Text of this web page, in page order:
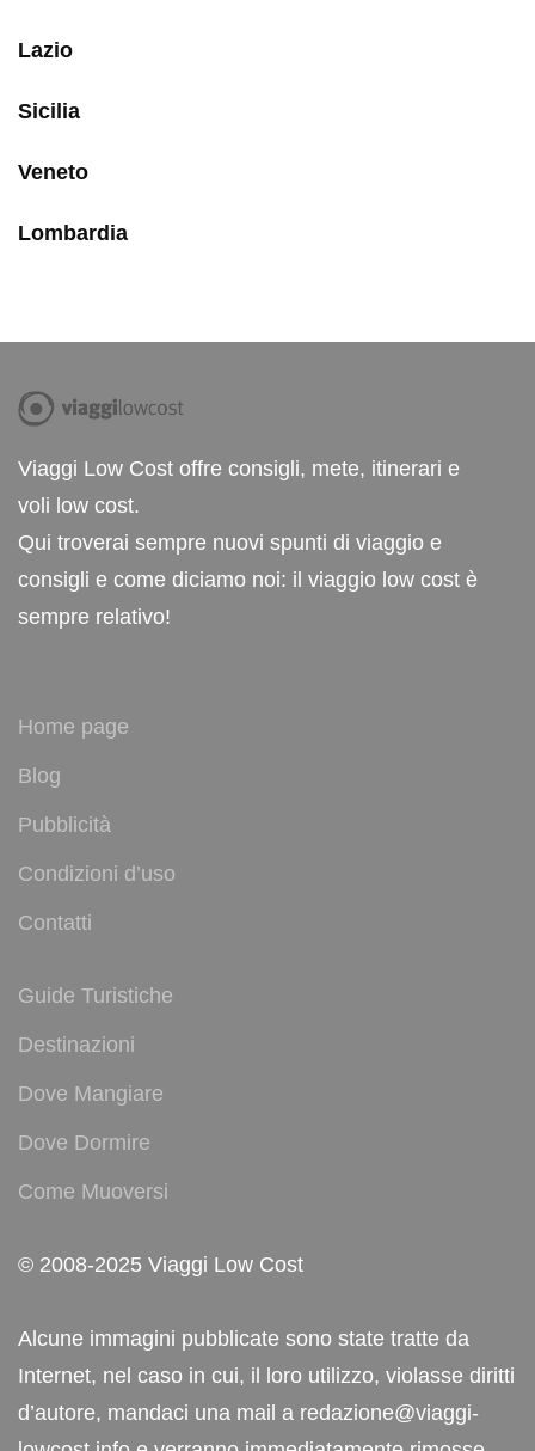
Lazio
Sicilia
Veneto
Lombardia
Viaggi Low Cost offre consigli, mete, itinerari e
voli low cost.
Qui troverai sempre nuovi spunti di viaggio e
consigli e come diciamo noi: il viaggio low cost è
sempre relativo!
Home page
Blog
Pubblicità
Condizioni d’uso
Contatti
Guide Turistiche
Destinazioni
Dove Mangiare
Dove Dormire
Come Muoversi
© 2008-2025 Viaggi Low Cost
Alcune immagini pubblicate sono state tratte da
Internet, nel caso in cui, il loro utilizzo, violasse diritti
d’autore, mandaci una mail a redazione@viaggi-